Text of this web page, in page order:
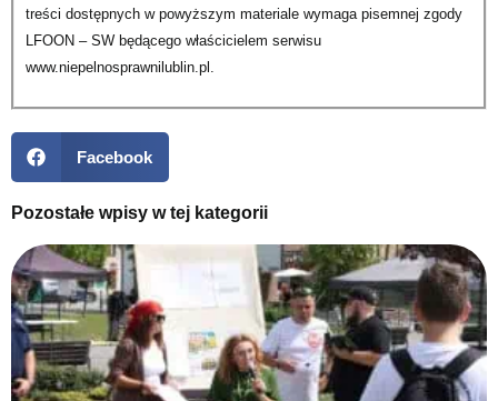
treści dostępnych w powyższym materiale wymaga pisemnej zgody
LFOON – SW będącego właścicielem serwisu
www.niepelnosprawnilublin.pl.
Facebook
Pozostałe wpisy w tej kategorii